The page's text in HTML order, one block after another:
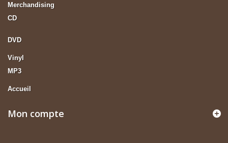
Merchandising
CD
DVD
Vinyl
MP3
Accueil
Mon compte